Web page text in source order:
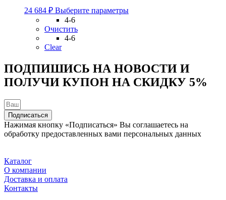
24 684 ₽ Выберите параметрыЭтот
можно
выбрать
на
4-6
Очистить
4-6
Clear
ПОДПИШИСЬ НА НОВОСТИ И
ПОЛУЧИ КУПОН НА СКИДКУ 5%
Подписаться
Нажимая кнопку «Подписаться» Вы соглашаетесь на
обработку предоставленных вами персональных данных
Каталог
О компании
Доставка и оплата
Контакты